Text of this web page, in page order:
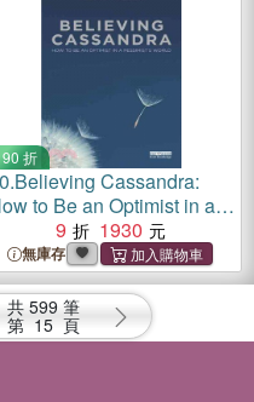
90 折
Believing Cassandra:
to Be an Optimist in a
Pessimist's World
9 1930
無庫存
共 599 筆
第 15 頁